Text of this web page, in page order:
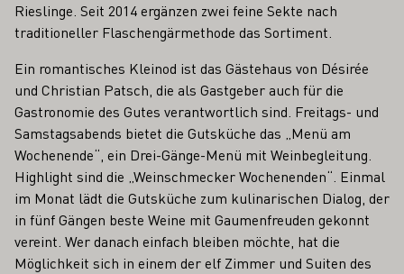
Rieslinge. Seit 2014 ergänzen zwei feine Sekte nach
traditioneller Flaschengärmethode das Sortiment.
Ein romantisches Kleinod ist das Gästehaus von Désirée
und Christian Patsch, die als Gastgeber auch für die
Gastronomie des Gutes verantwortlich sind. Freitags- und
Samstagsabends bietet die Gutsküche das „Menü am
Wochenende“, ein Drei-Gänge-Menü mit Weinbegleitung.
Highlight sind die „Weinschmecker Wochenenden“. Einmal
im Monat lädt die Gutsküche zum kulinarischen Dialog, der
in fünf Gängen beste Weine mit Gaumenfreuden gekonnt
vereint. Wer danach einfach bleiben möchte, hat die
Möglichkeit sich in einem der elf Zimmer und Suiten des